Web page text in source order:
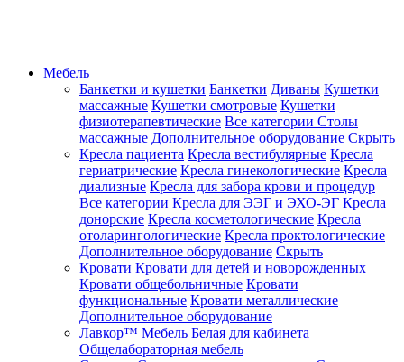
Мебель
Банкетки и кушетки Банкетки Диваны Кушетки
массажные Кушетки смотровые Кушетки
физиотерапевтические Все категории Столы
массажные Дополнительное оборудование Скрыть
Кресла пациента Кресла вестибулярные Кресла
гериатрические Кресла гинекологические Кресла
диализные Кресла для забора крови и процедур
Все категории Кресла для ЭЭГ и ЭХО-ЭГ Кресла
донорские Кресла косметологические Кресла
отоларингологические Кресла проктологические
Дополнительное оборудование Скрыть
Кровати Кровати для детей и новорожденных
Кровати общебольничные Кровати
функциональные Кровати металлические
Дополнительное оборудование
Лавкор™ Мебель Белая для кабинета
Общелабораторная мебель